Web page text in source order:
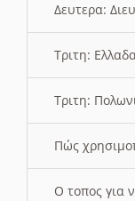
Δευτερα:
Τριτη:
Τριτη:
Πώς
O τοπος για